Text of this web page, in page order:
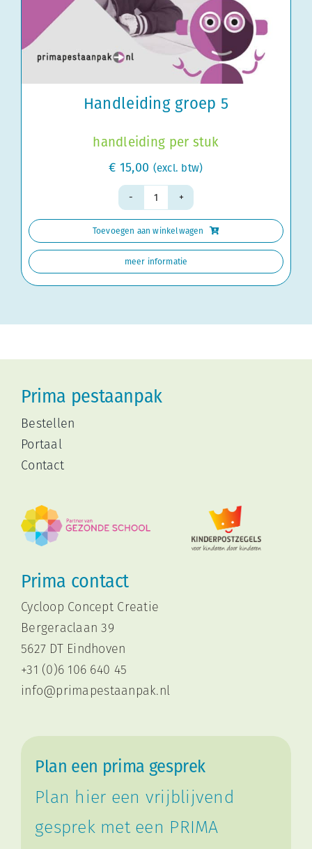
Handleiding groep 5
handleiding per stuk
€ 15,00 (excl. btw)
Handleiding
groep
Toevoegen aan winkelwagen
meer informatie
Prima pestaanpak
Bestellen
Portaal
Contact
Prima contact
Cycloop Concept Creatie
Bergeraclaan 39
5627 DT Eindhoven
+31 (0)6 106 640 45
i nfo@primapestaanpak.nl
Plan een prima gesprek
Plan hier een vrijblijvend
gesprek met een PRIMA